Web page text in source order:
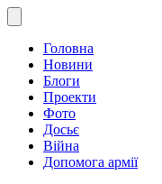
Головна
Новини
Блоги
Проекти
Фото
Досьє
Війна
Допомога армії